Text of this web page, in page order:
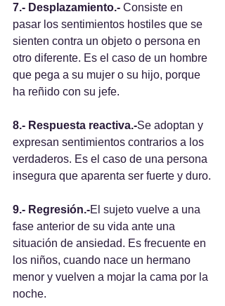
7.- Desplazamiento.- Consiste en
pasar los sentimientos hostiles que se
sienten contra un objeto o persona en
otro diferente. Es el caso de un hombre
que pega a su mujer o su hijo, porque
ha reñido con su jefe.
8.- Respuesta reactiva.-Se adoptan y
expresan sentimientos contrarios a los
verdaderos. Es el caso de una persona
insegura que aparenta ser fuerte y duro.
9.- Regresión.-El sujeto vuelve a una
fase anterior de su vida ante una
situación de ansiedad. Es frecuente en
los niños, cuando nace un hermano
menor y vuelven a mojar la cama por la
noche.